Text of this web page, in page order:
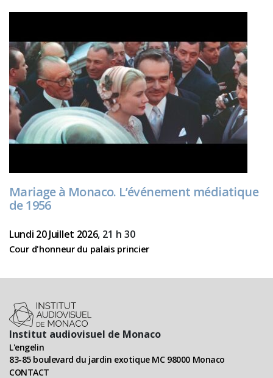
Mariage à Monaco. L’événement médiatique
de 1956
Lundi 20 Juillet 2026, 21 h 30
Cour d'honneur du palais princier
Institut audiovisuel de Monaco
L'engelin
83-85 boulevard du jardin exotique MC 98000 Monaco
CONTACT